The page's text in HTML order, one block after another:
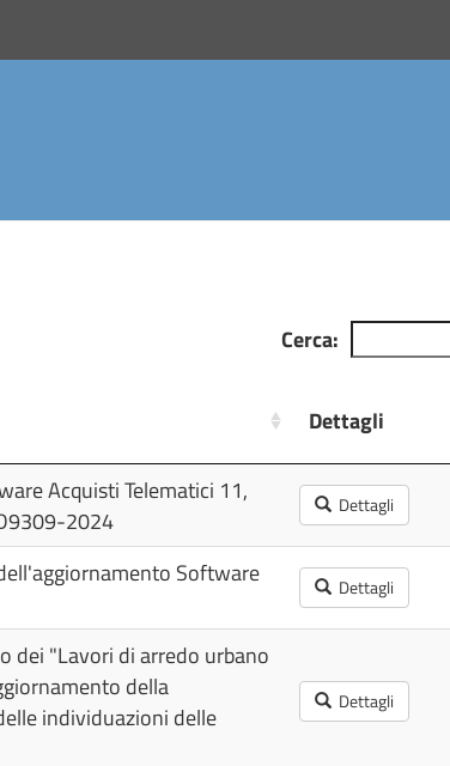
Cerca:
Dettagli
Dettagli
Acquisti Telematici 11,
2024
Dettagli
Software
Dettagli
dei "Lavori di arredo urbano
della
individuazioni delle
Dettagli